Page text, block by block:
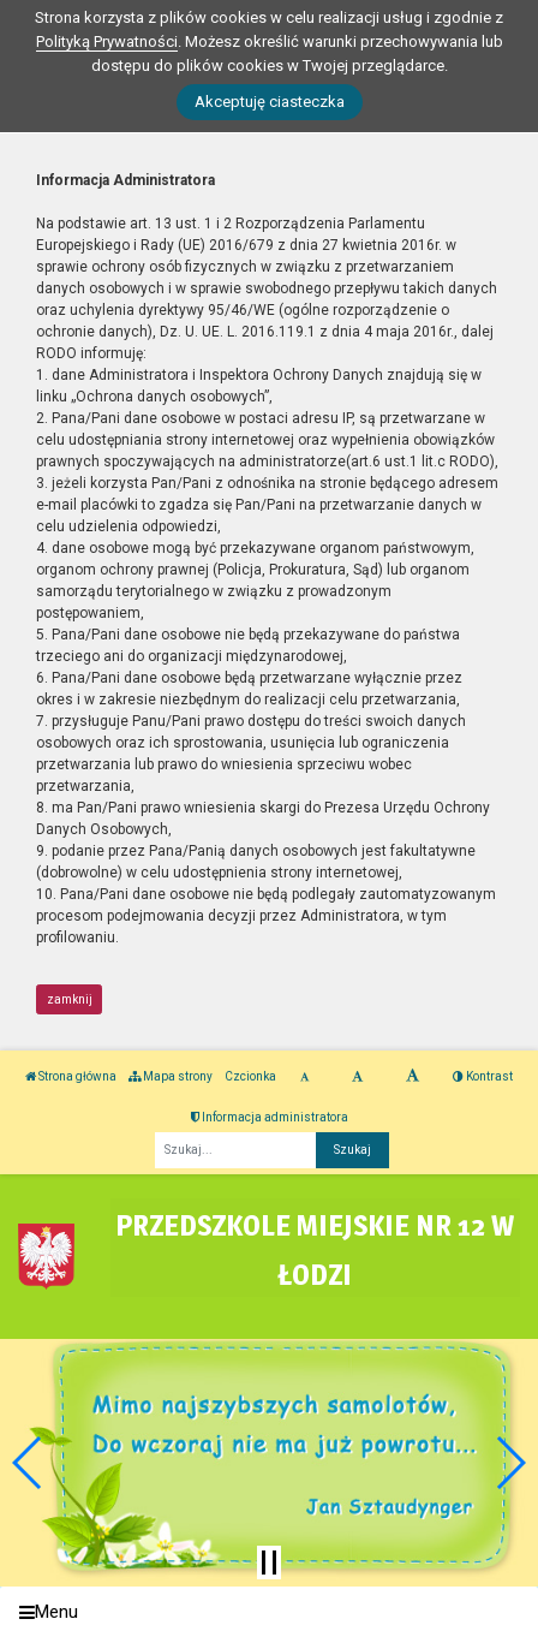
Strona korzysta z plików cookies w celu realizacji usług i zgodnie z
Polityką Prywatności. Możesz określić warunki przechowywania lub
dostępu do plików cookies w Twojej przeglądarce.
Akceptuję ciasteczka
Informacja Administratora
Na podstawie art. 13 ust. 1 i 2 Rozporządzenia Parlamentu
Europejskiego i Rady (UE) 2016/679 z dnia 27 kwietnia 2016r. w
sprawie ochrony osób fizycznych w związku z przetwarzaniem
danych osobowych i w sprawie swobodnego przepływu takich danych
oraz uchylenia dyrektywy 95/46/WE (ogólne rozporządzenie o
ochronie danych), Dz. U. UE. L. 2016.119.1 z dnia 4 maja 2016r., dalej
RODO informuję:
1. dane Administratora i Inspektora Ochrony Danych znajdują się w
linku „Ochrona danych osobowych”,
2. Pana/Pani dane osobowe w postaci adresu IP, są przetwarzane w
celu udostępniania strony internetowej oraz wypełnienia obowiązków
prawnych spoczywających na administratorze(art.6 ust.1 lit.c RODO),
3. jeżeli korzysta Pan/Pani z odnośnika na stronie będącego adresem
e-mail placówki to zgadza się Pan/Pani na przetwarzanie danych w
celu udzielenia odpowiedzi,
4. dane osobowe mogą być przekazywane organom państwowym,
organom ochrony prawnej (Policja, Prokuratura, Sąd) lub organom
samorządu terytorialnego w związku z prowadzonym
postępowaniem,
5. Pana/Pani dane osobowe nie będą przekazywane do państwa
trzeciego ani do organizacji międzynarodowej,
6. Pana/Pani dane osobowe będą przetwarzane wyłącznie przez
okres i w zakresie niezbędnym do realizacji celu przetwarzania,
7. przysługuje Panu/Pani prawo dostępu do treści swoich danych
osobowych oraz ich sprostowania, usunięcia lub ograniczenia
przetwarzania lub prawo do wniesienia sprzeciwu wobec
przetwarzania,
8. ma Pan/Pani prawo wniesienia skargi do Prezesa Urzędu Ochrony
Danych Osobowych,
9. podanie przez Pana/Panią danych osobowych jest fakultatywne
(dobrowolne) w celu udostępnienia strony internetowej,
10. Pana/Pani dane osobowe nie będą podlegały zautomatyzowanym
procesom podejmowania decyzji przez Administratora, w tym
profilowaniu.
zamknij
Strona główna Mapa strony Czcionka Kontrast
Informacja administratora
PRZEDSZKOLE MIEJSKIE NR 12 W
ŁODZI
Menu